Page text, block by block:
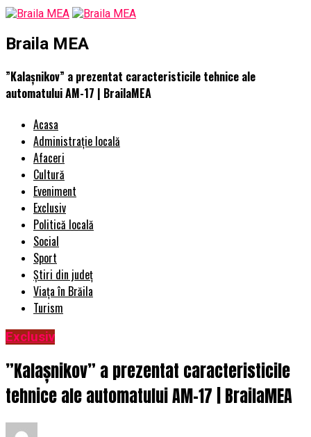
Braila MEA
”Kalașnikov” a prezentat caracteristicile tehnice ale
automatului AM-17 | BrailaMEA
Acasa
Administrație locală
Afaceri
Cultură
Eveniment
Exclusiv
Politică locală
Social
Sport
Știri din județ
Viața în Brăila
Turism
Exclusiv
”Kalașnikov” a prezentat caracteristicile
tehnice ale automatului AM-17 | BrailaMEA